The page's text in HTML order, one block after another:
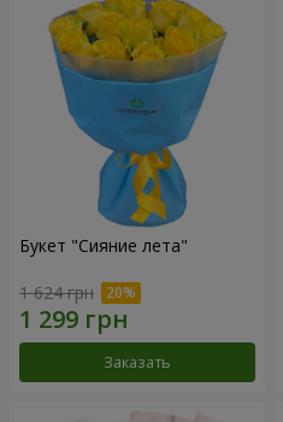
Букет "Сияние лета"
1 624 грн
Заказать